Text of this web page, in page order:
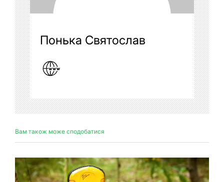
Понька Святослав
Вам також може сподобатися